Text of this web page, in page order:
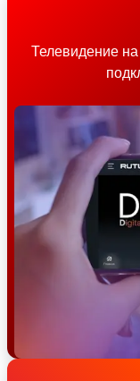
Телевидение